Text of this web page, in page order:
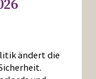
ändert die